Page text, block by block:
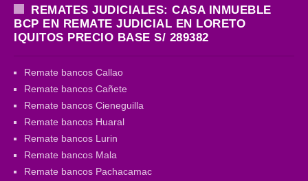
REMATES JUDICIALES: CASA INMUEBLE
BCP EN REMATE JUDICIAL EN LORETO
IQUITOS PRECIO BASE S/ 289382
Remate bancos Callao
Remate bancos Cañete
Remate bancos Cieneguilla
Remate bancos Huaral
Remate bancos Lurin
Remate bancos Mala
Remate bancos Pachacamac